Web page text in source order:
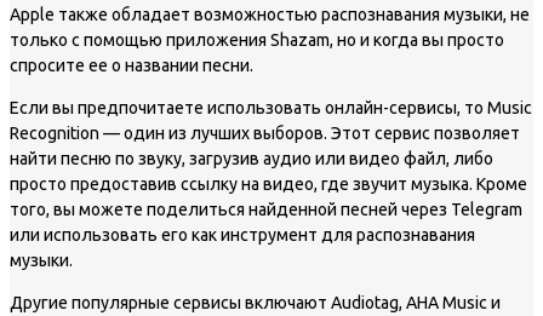
Apple также обладает возможностью распознавания музыки, не
только с помощью приложения Shazam, но и когда вы просто
спросите ее о названии песни.
Если вы предпочитаете использовать онлайн-сервисы, то Music
Recognition — один из лучших выборов. Этот сервис позволяет
найти песню по звуку, загрузив аудио или видео файл, либо
просто предоставив ссылку на видео, где звучит музыка. Кроме
того, вы можете поделиться найденной песней через Telegram
или использовать его как инструмент для распознавания
музыки.
Другие популярные сервисы включают Audiotag, AHA Music и